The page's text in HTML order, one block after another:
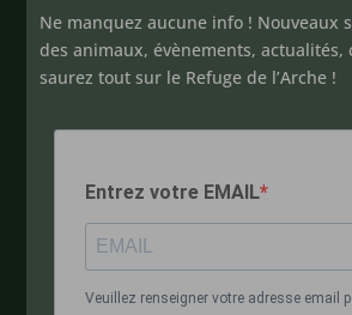
Ne manquez aucune info ! Nouveaux
des animaux, évènements, actualités,
saurez tout sur le Refuge de l’Arche !
Entrez votre EMAIL
Veuillez renseigner votre adresse email